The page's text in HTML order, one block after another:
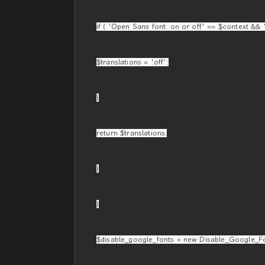
if ( 'Open Sans font: on or off' == $context &&
$translations = 'off';
}
return $translations;
}
}
$disable_google_fonts = new